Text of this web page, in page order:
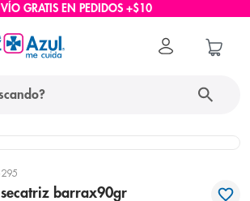
GRATIS EN PEDIDOS +$10
barrax90gr
buscados